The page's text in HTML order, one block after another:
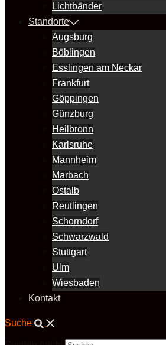
Lichtbänder
Standorte
Augsburg
Böblingen
Esslingen am Neckar
Frankfurt
Göppingen
Günzburg
Heilbronn
Karlsruhe
Mannheim
Marbach
Ostalb
Reutlingen
Schorndorf
Schwarzwald
Stuttgart
Ulm
Wiesbaden
Kontakt
Suche